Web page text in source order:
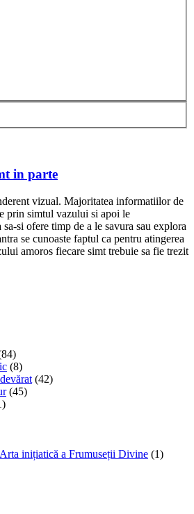
in parte
vizual. Majoritatea informatiilor de
prin simtul vazului si apoi le
sa-si ofere timp de a le savura sau explora
se cunoaste faptul ca pentru atingerea
amoros fiecare simt trebuie sa fie trezit
(8)
(42)
(45)
inițiatică a Frumuseții Divine (1)